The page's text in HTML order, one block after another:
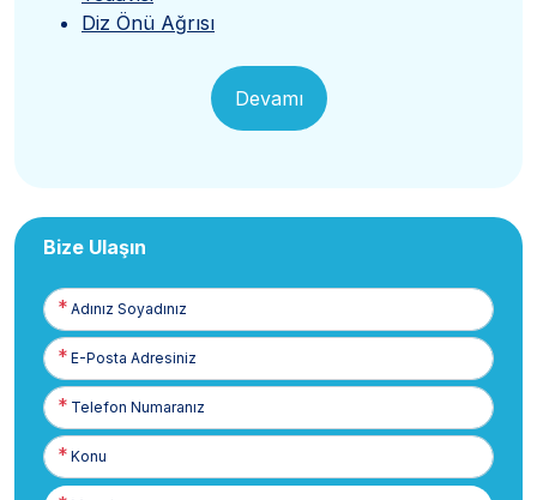
Diz Önü Ağrısı
Devamı
Bize Ulaşın
Adınız
Soyadınız
E-
Posta
Telefon
Numaranız